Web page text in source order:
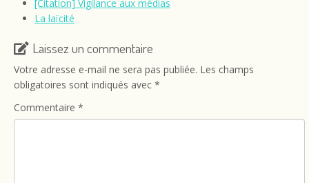
[Citation] Vigilance aux médias
La laïcité
Laissez un commentaire
Votre adresse e-mail ne sera pas publiée. Les champs
obligatoires sont indiqués avec *
Commentaire *